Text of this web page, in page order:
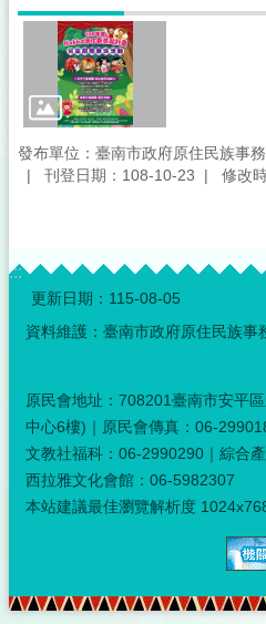
發布單位：臺南市政府原住民族事
刊登日期：108-10-23
修改
:::
更新日期： 115-08-05
資料維護：臺南市政府原住民族事
原民會地址：708201臺南市安平
中心6樓)｜原民會傳真：06-
文教社福科：06-2990290｜綜合
西拉雅文化會館：06-5982307
本站建議最佳瀏覽解析度